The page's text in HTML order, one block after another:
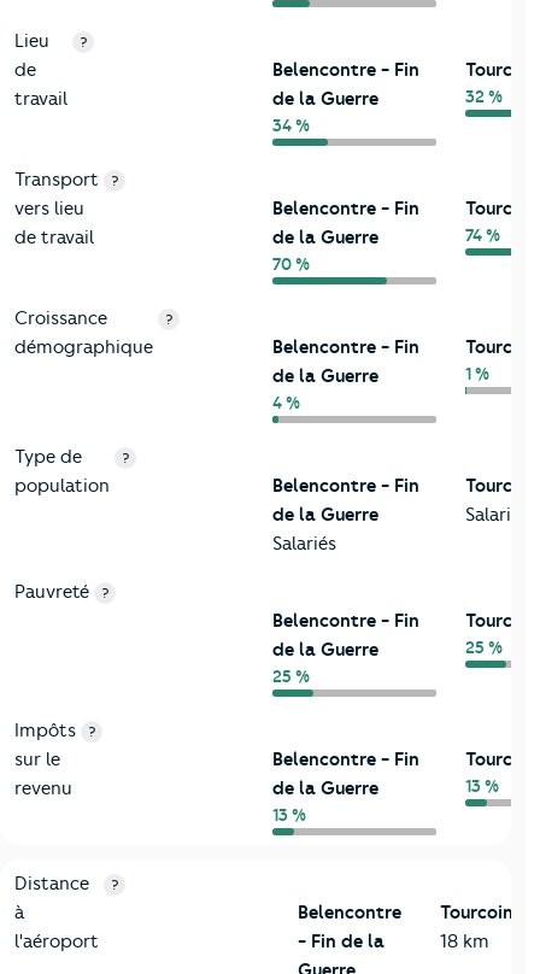
Lieu
de
travail
?
Belencontre - Fin
de la Guerre
34 %
32 %
Transport
vers lieu
de travail
?
Belencontre - Fin
de la Guerre
70 %
74 %
Croissance
démographique
?
Belencontre - Fin
de la Guerre
4 %
1 %
Type de
population
?
Belencontre - Fin
de la Guerre
Salariés
Salariés
Pauvreté ?
Belencontre - Fin
de la Guerre
25 %
25 %
Impôts
sur le
revenu
?
Belencontre - Fin
de la Guerre
13 %
13 %
3-Environnement
Critères Belencontre - Fin de la Guerre
Distance
à
l'aéroport
?
Belencontre
- Fin de la
Tourcoing
18 km